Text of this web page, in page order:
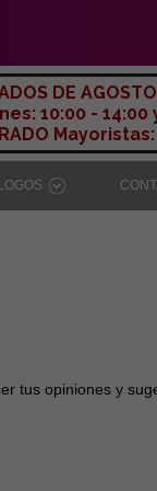
DE
10:00 - 14:00
tus opiniones y